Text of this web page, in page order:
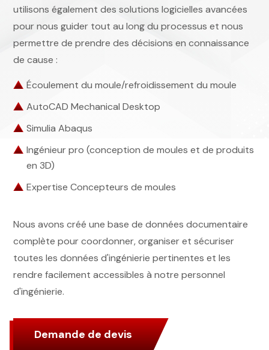
utilisons également des solutions logicielles avancées
pour nous guider tout au long du processus et nous
permettre de prendre des décisions en connaissance
de cause :
Écoulement du moule/refroidissement du moule
AutoCAD Mechanical Desktop
Simulia Abaqus
Ingénieur pro (conception de moules et de produits
en 3D)
Expertise Concepteurs de moules
Nous avons créé une base de données documentaire
complète pour coordonner, organiser et sécuriser
toutes les données d'ingénierie pertinentes et les
rendre facilement accessibles à notre personnel
d'ingénierie.
Demande de devis